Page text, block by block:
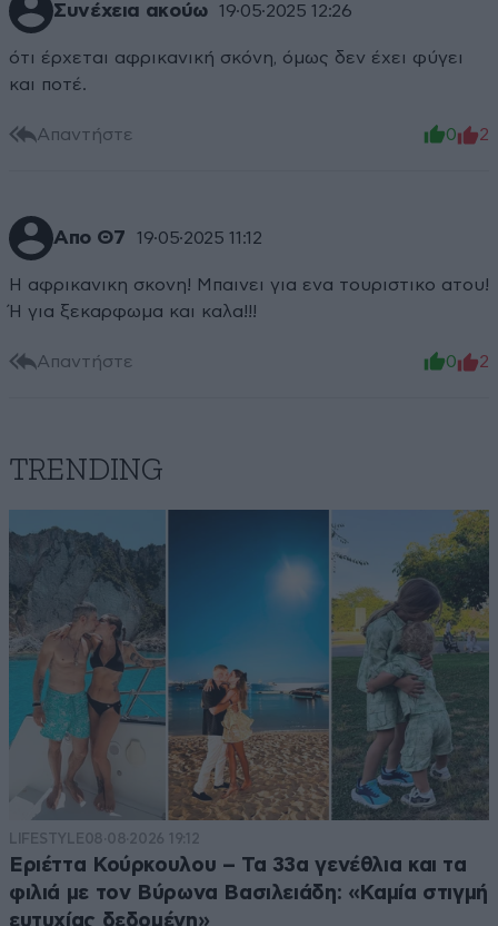
Συνέχεια ακούω 19·05·2025 12:26
ότι έρχεται αφρικανική σκόνη, όμως δεν έχει φύγει
και ποτέ.
Απαντήστε 0 2
Απο Θ7 19·05·2025 11:12
Η αφρικανικη σκονη! Μπαινει για ενα τουριστικο ατου!
Ή για ξεκαρφωμα και καλα!!!
Απαντήστε 0 2
TRENDING
LIFESTYLE08·08·2026 19:12
Εριέττα Κούρκουλου – Τα 33α γενέθλια και τα
φιλιά με τον Βύρωνα Βασιλειάδη: «Καμία στιγμή
ευτυχίας δεδομένη»